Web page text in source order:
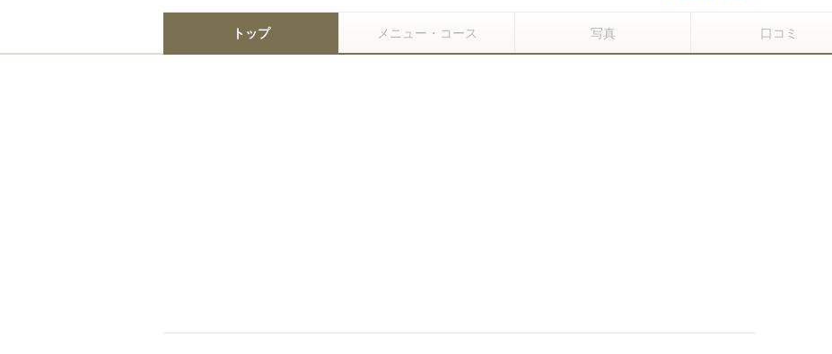
トップ メニュー・コース 写真 口コミ